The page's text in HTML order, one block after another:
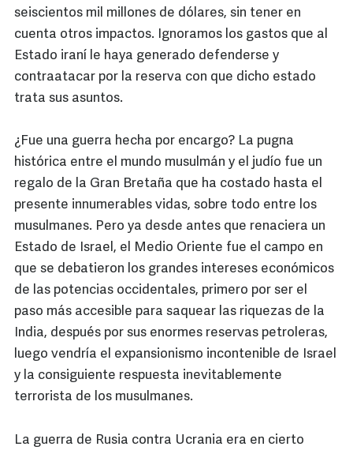
seiscientos mil millones de dólares, sin tener en
cuenta otros impactos. Ignoramos los gastos que al
Estado iraní le haya generado defenderse y
contraatacar por la reserva con que dicho estado
trata sus asuntos.
¿Fue una guerra hecha por encargo? La pugna
histórica entre el mundo musulmán y el judío fue un
regalo de la Gran Bretaña que ha costado hasta el
presente innumerables vidas, sobre todo entre los
musulmanes. Pero ya desde antes que renaciera un
Estado de Israel, el Medio Oriente fue el campo en
que se debatieron los grandes intereses económicos
de las potencias occidentales, primero por ser el
paso más accesible para saquear las riquezas de la
India, después por sus enormes reservas petroleras,
luego vendría el expansionismo incontenible de Israel
y la consiguiente respuesta inevitablemente
terrorista de los musulmanes.
La guerra de Rusia contra Ucrania era en cierto